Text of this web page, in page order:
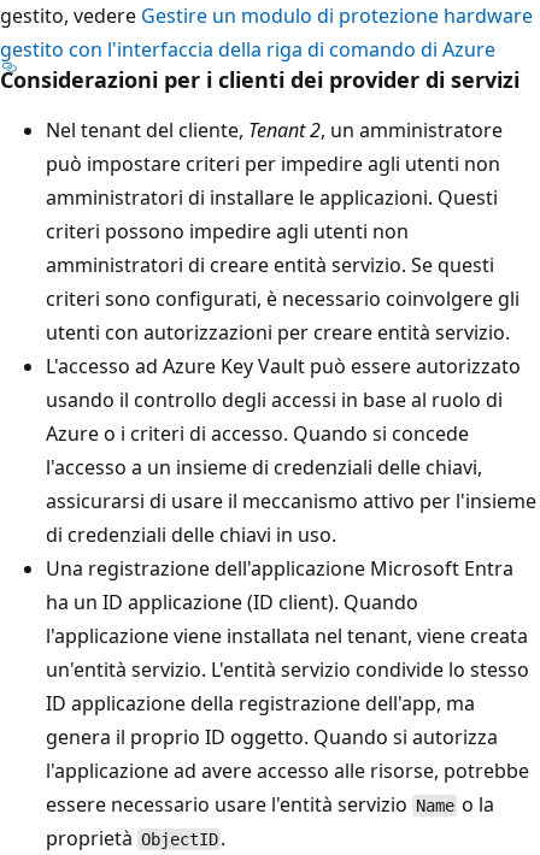
gestito, vedere Gestire un modulo di protezione hardware
gestito con l'interfaccia della riga di comando di Azure
Considerazioni per i clienti dei provider di servizi
Nel tenant del cliente, Tenant 2, un amministratore
può impostare criteri per impedire agli utenti non
amministratori di installare le applicazioni. Questi
criteri possono impedire agli utenti non
amministratori di creare entità servizio. Se questi
criteri sono configurati, è necessario coinvolgere gli
utenti con autorizzazioni per creare entità servizio.
L'accesso ad Azure Key Vault può essere autorizzato
usando il controllo degli accessi in base al ruolo di
Azure o i criteri di accesso. Quando si concede
l'accesso a un insieme di credenziali delle chiavi,
assicurarsi di usare il meccanismo attivo per l'insieme
di credenziali delle chiavi in uso.
Una registrazione dell'applicazione Microsoft Entra
ha un ID applicazione (ID client). Quando
l'applicazione viene installata nel tenant, viene creata
un'entità servizio. L'entità servizio condivide lo stesso
ID applicazione della registrazione dell'app, ma
genera il proprio ID oggetto. Quando si autorizza
l'applicazione ad avere accesso alle risorse, potrebbe
essere necessario usare l'entità servizio Name o la
proprietà ObjectID .